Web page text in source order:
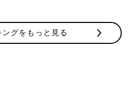
ポーター養成講座”の様子。
組んだのは “つなげるピアサポーター
ングをもっと見る